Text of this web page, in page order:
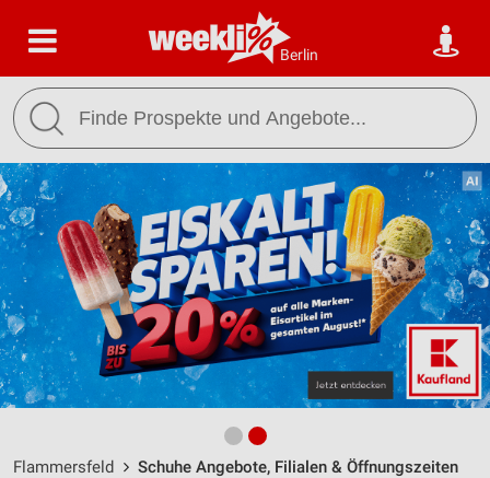
Berlin
Flammersfeld Schuhe Angebote, Filialen & Öffnungszeiten